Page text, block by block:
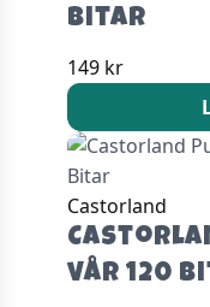
Bitar
149 kr
Castorland
vår 120